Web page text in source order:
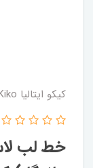
کیکو ایتالیا Kiko